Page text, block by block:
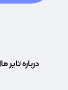
درباره تایر